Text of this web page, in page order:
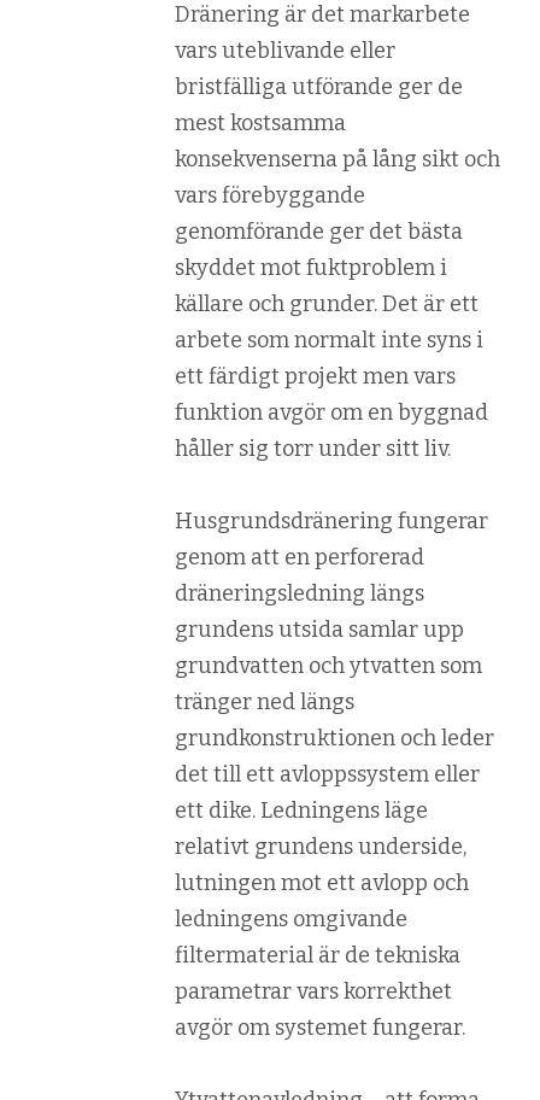
Dränering är det markarbete
vars uteblivande eller
bristfälliga utförande ger de
mest kostsamma
konsekvenserna på lång sikt och
vars förebyggande
genomförande ger det bästa
skyddet mot fuktproblem i
källare och grunder. Det är ett
arbete som normalt inte syns i
ett färdigt projekt men vars
funktion avgör om en byggnad
håller sig torr under sitt liv.
Husgrundsdränering fungerar
genom att en perforerad
dräneringsledning längs
grundens utsida samlar upp
grundvatten och ytvatten som
tränger ned längs
grundkonstruktionen och leder
det till ett avloppssystem eller
ett dike. Ledningens läge
relativt grundens underside,
lutningen mot ett avlopp och
ledningens omgivande
filtermaterial är de tekniska
parametrar vars korrekthet
avgör om systemet fungerar.